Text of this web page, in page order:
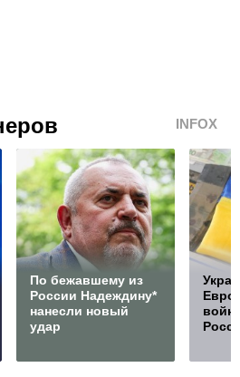
INFOX
По бежавшему из
России Надеждину*
нанесли новый
удар